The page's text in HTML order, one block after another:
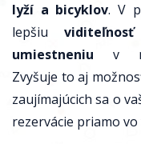
lyží a bicyklov. V
lepšiu
umiestneniu v
Zvyšuje to aj
zaujímajúcich sa o
rezervácie priamo